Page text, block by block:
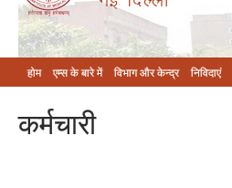
होम एम्‍स के बारे में विभाग और केन्‍द्र निविदाएं
कर्मचारी